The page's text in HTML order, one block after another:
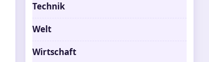
Technik
Welt
Wirtschaft